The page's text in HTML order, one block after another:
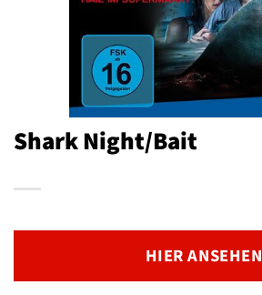
Shark Night/Bait
HIER ANSEHEN